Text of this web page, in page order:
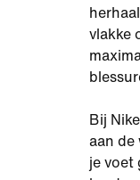
vlakke
Bij
aan de
je voet